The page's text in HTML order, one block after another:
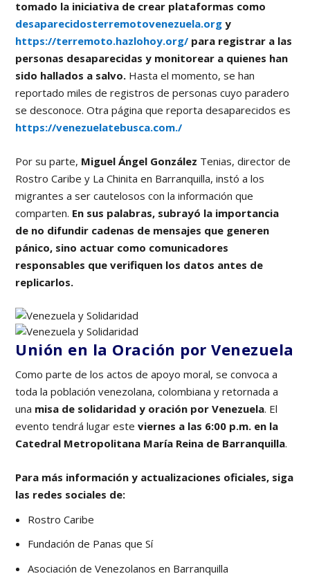
tomado la iniciativa de crear plataformas como
desaparecidosterremotovenezuela.org y
https://terremoto.hazlohoy.org/ para registrar a las
personas desaparecidas y monitorear a quienes han
sido hallados a salvo. Hasta el momento, se han
reportado miles de registros de personas cuyo paradero
se desconoce. Otra página que reporta desaparecidos es
https://venezuelatebusca.com./
Por su parte, Miguel Ángel González Tenias, director de
Rostro Caribe y La Chinita en Barranquilla, instó a los
migrantes a ser cautelosos con la información que
comparten. En sus palabras, subrayó la importancia
de no difundir cadenas de mensajes que generen
pánico, sino actuar como comunicadores
responsables que verifiquen los datos antes de
replicarlos.
Unión en la Oración por Venezuela
Como parte de los actos de apoyo moral, se convoca a
toda la población venezolana, colombiana y retornada a
una misa de solidaridad y oración por Venezuela. El
evento tendrá lugar esteviernes a las 6:00 p.m. en la
Catedral Metropolitana María Reina de Barranquilla.
Para más información y actualizaciones oficiales, siga
las redes sociales de:
Rostro Caribe
Fundación de Panas que Sí
Asociación de Venezolanos en Barranquilla